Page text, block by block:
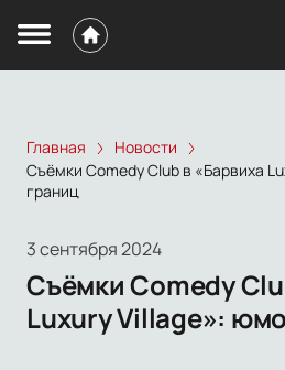
Главная
Новости
Съёмки Comedy Club в «Барвиха
границ
3 сентября 2024
Съёмки Comedy
Luxury Village»: